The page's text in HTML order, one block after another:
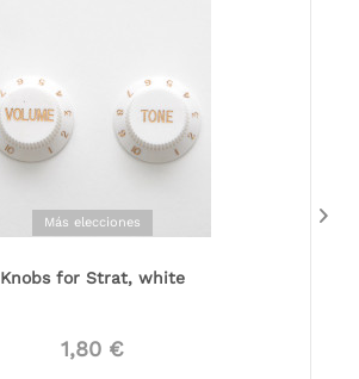
Más elecciones
Knobs for Strat, white
1,80 €